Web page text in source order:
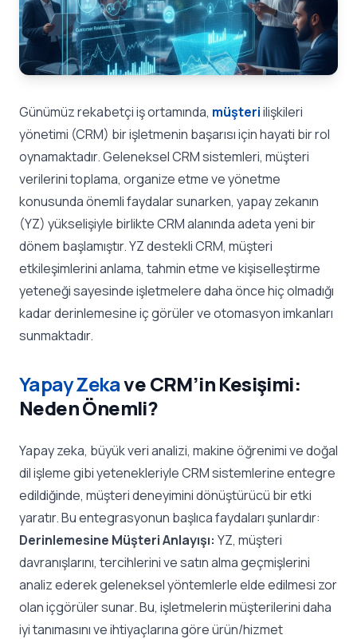
Günümüz rekabetçi iş ortamında, müşteriilişkileri
yönetimi (CRM) bir işletmenin başarısı için hayati bir rol
oynamaktadır. Geleneksel CRM sistemleri, müşteri
verilerini toplama, organize etme ve yönetme
konusunda önemli faydalar sunarken, yapay zekanın
(YZ) yükselişiyle birlikte CRM alanında adeta yeni bir
dönem başlamıştır. YZ destekli CRM, müşteri
etkileşimlerini anlama, tahmin etme ve kişiselleştirme
yeteneği sayesinde işletmelere daha önce hiç olmadığı
kadar derinlemesine iç görüler ve otomasyon imkanları
sunmaktadır.
Yapay Zekave CRM’in Kesişimi:
Neden Önemli?
Yapay zeka, büyük veri analizi, makine öğrenimi ve doğal
dil işleme gibi yetenekleriyle CRM sistemlerine entegre
edildiğinde, müşteri deneyimini dönüştürücü bir etki
yaratır. Bu entegrasyonun başlıca faydaları şunlardır:
Derinlemesine Müşteri Anlayışı: YZ, müşteri
davranışlarını, tercihlerini ve satın alma geçmişlerini
analiz ederek geleneksel yöntemlerle elde edilmesi zor
olan içgörüler sunar. Bu, işletmelerin müşterilerini daha
iyi tanımasını ve ihtiyaçlarına göre ürün/hizmet